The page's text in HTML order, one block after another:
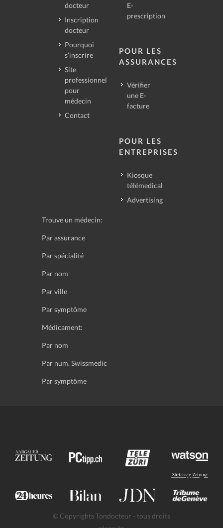
docteur
Inscription
docteur
Pourquoi
s’inscrire
Site
professionnel
pour
médecin
Contact
E-
prescription
POUR LES
ASSURANCES
Vérifier
une E-
facture
POUR LES
ENTREPRISES
Kiosque
télémedical
Advertising
Trouve un médecin:
Par assurance
Par spécialité
Par nom
Par ville
Par symptôme
Médicament:
Par nom
Par num. Swissmedic
Par symptôme
© Copyrights Tondocteur - tous droits